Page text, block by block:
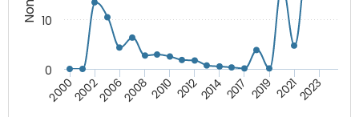
20002002200620082010 20122014 2017 2019 20212023
0
10